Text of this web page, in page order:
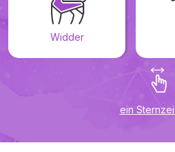
Widder
ein